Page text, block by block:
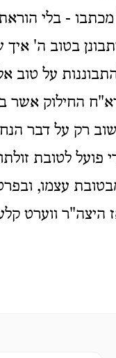
- בלי
בטוב ה'
על
החילוק אשר
רק על דבר
פועל לטובת
עצמו,
היצה"ר ווערט